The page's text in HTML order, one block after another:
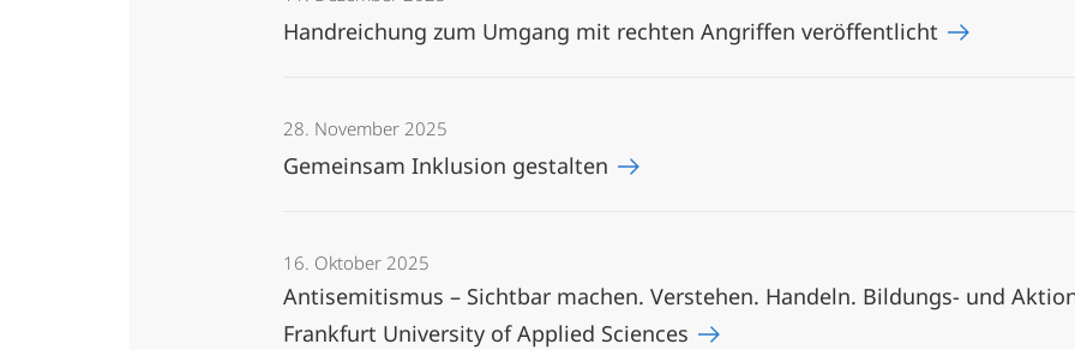
Handreichung zum Umgang mit rechten Angriffen veröffentlicht
28. November 2025
Gemeinsam Inklusion gestalten
16. Oktober 2025
Antisemitismus – Sichtbar machen. Verstehen. Handeln. Bildungs- und
Frankfurt University of Applied Sciences